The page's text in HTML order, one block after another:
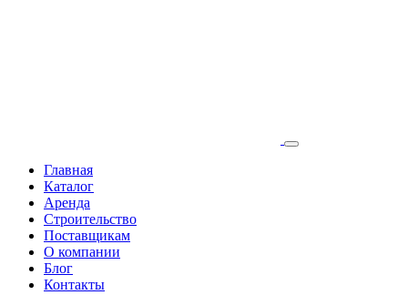
Главная
Каталог
Аренда
Строительство
Поставщикам
О компании
Блог
Контакты